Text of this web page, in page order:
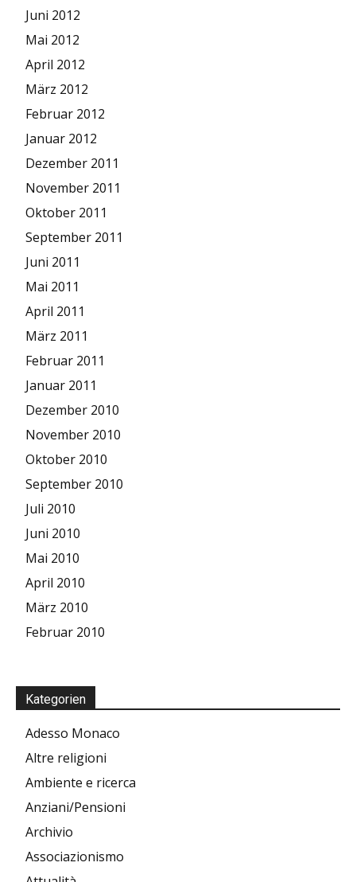
Juni 2012
Mai 2012
April 2012
März 2012
Februar 2012
Januar 2012
Dezember 2011
November 2011
Oktober 2011
September 2011
Juni 2011
Mai 2011
April 2011
März 2011
Februar 2011
Januar 2011
Dezember 2010
November 2010
Oktober 2010
September 2010
Juli 2010
Juni 2010
Mai 2010
April 2010
März 2010
Februar 2010
Kategorien
Adesso Monaco
Altre religioni
Ambiente e ricerca
Anziani/Pensioni
Archivio
Associazionismo